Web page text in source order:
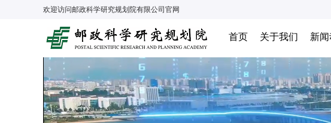
欢迎访问邮政科学研究规划院有限公司 官网
首页 关于我们 新